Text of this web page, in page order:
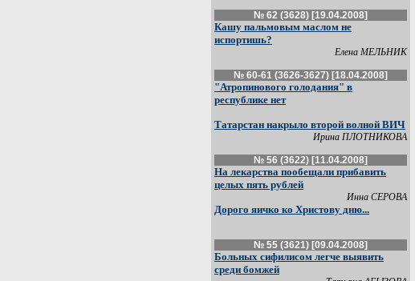
№ 62 (3628) [19.04.2008]
Кашу пальмовым маслом не
испортишь?
Елена МЕЛЬНИК
№ 60-61 (3626-3627) [18.04.2008]
"Атропинового голодания" в
республике нет
Татарстан накрыло второй волной ВИЧ
Ирина ПЛОТНИКОВА
№ 56 (3622) [11.04.2008]
На лекарства пообещали прибавить
целых пять рублей
Инна СЕРОВА
Дорого яичко ко Христову дню...
№ 55 (3621) [09.04.2008]
Больных сифилисом легче выявить
среди бомжей